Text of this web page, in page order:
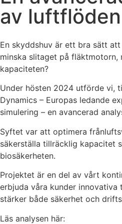
av luftflöden
En skyddshuv är ett bra sätt
minska slitaget på fläktmotorn,
kapaciteten?
Under hösten 2024 utförde vi,
Dynamics – Europas ledande
simulering – en avancerad
Syftet var att optimera
säkerställa tillräcklig kapacitet
biosäkerheten.
Projektet är en del av vårt
erbjuda våra kunder innovativa
stärker både säkerhet och
Läs analysen här: